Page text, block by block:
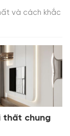
và cách khắc
thất chung